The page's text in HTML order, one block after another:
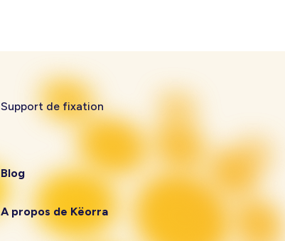
Support de fixation
Blog
A propos de Këorra